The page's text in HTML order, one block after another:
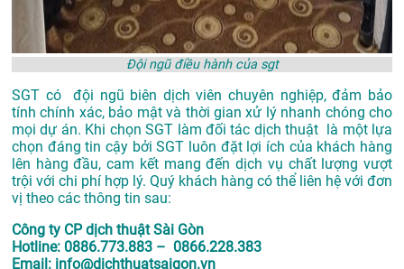
Đội ngũ điều hành của sgt
SGT có đội ngũ biên dịch viên chuyên nghiệp, đảm bảo
tính chính xác, bảo mật và thời gian xử lý nhanh chóng cho
mọi dự án. Khi chọn SGT làm đối tác dịch thuật là một lựa
chọn đáng tin cậy bởi SGT luôn đặt lợi ích của khách hàng
lên hàng đầu, cam kết mang đến dịch vụ chất lượng vượt
trội với chi phí hợp lý. Quý khách hàng có thể liên hệ với đơn
vị theo các thông tin sau:
Công ty CP dịch thuật Sài Gòn
Hotline: 0886.773.883 – 0866.228.383
Email: info@dichthuatsaigon.vn